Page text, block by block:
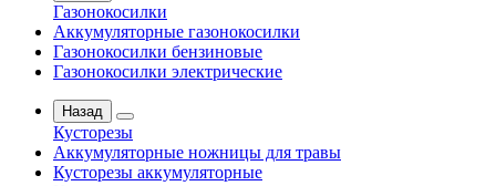
Газонокосилки
Аккумуляторные газонокосилки
Газонокосилки бензиновые
Газонокосилки электрические
Назад
Кусторезы
Аккумуляторные ножницы для травы
Кусторезы аккумуляторные